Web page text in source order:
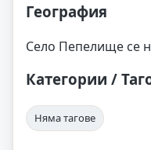
География
Село Пепелище се
Категории /
Няма тагове